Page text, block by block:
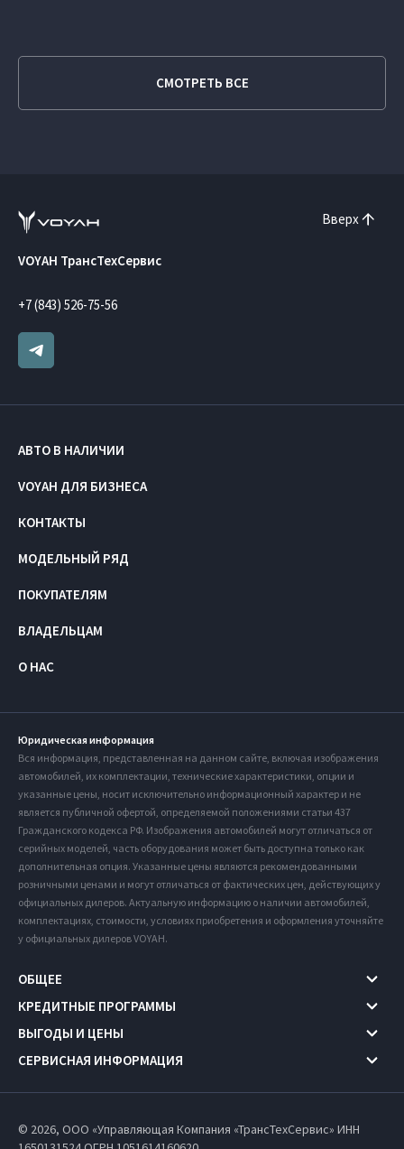
СМОТРЕТЬ ВСЕ
Вверх
VOYAH ТрансТехСервис
+7 (843) 526-75-56
АВТО В НАЛИЧИИ
VOYAH ДЛЯ БИЗНЕСА
КОНТАКТЫ
МОДЕЛЬНЫЙ РЯД
ПОКУПАТЕЛЯМ
ВЛАДЕЛЬЦАМ
О НАС
Юридическая информация
Вся информация, представленная на данном сайте, включая изображения
автомобилей, их комплектации, технические характеристики, опции и
указанные цены, носит исключительно информационный характер и не
является публичной офертой, определяемой положениями статьи 437
Гражданского кодекса РФ. Изображения автомобилей могут отличаться от
серийных моделей, часть оборудования может быть доступна только как
дополнительная опция. Указанные цены являются рекомендованными
розничными ценами и могут отличаться от фактических цен, действующих у
официальных дилеров. Актуальную информацию о наличии автомобилей,
комплектациях, стоимости, условиях приобретения и оформления уточняйте
у официальных дилеров VOYAH.
ОБЩЕЕ
КРЕДИТНЫЕ ПРОГРАММЫ
ВЫГОДЫ И ЦЕНЫ
СЕРВИСНАЯ ИНФОРМАЦИЯ
© 2026, ООО «Управляющая Компания «ТрансТехСервис» ИНН